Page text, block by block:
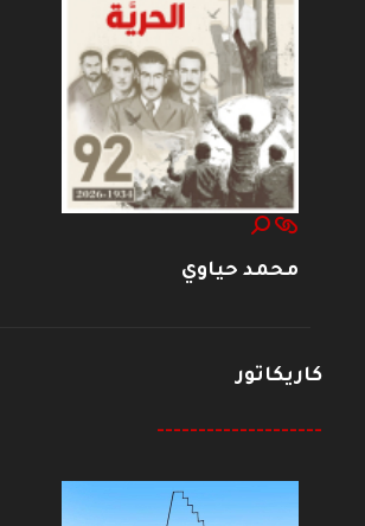
محمد حياوي
كاريكاتور
--------------------